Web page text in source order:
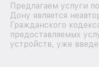
Предлагаем услуги
Дону является
Гражданского
предоставляемых
устройств, уже